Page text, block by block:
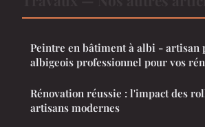
Peintre en bâtiment à albi - artisan
albigeois professionnel pour vos
Rénovation réussie : l'impact des
artisans modernes